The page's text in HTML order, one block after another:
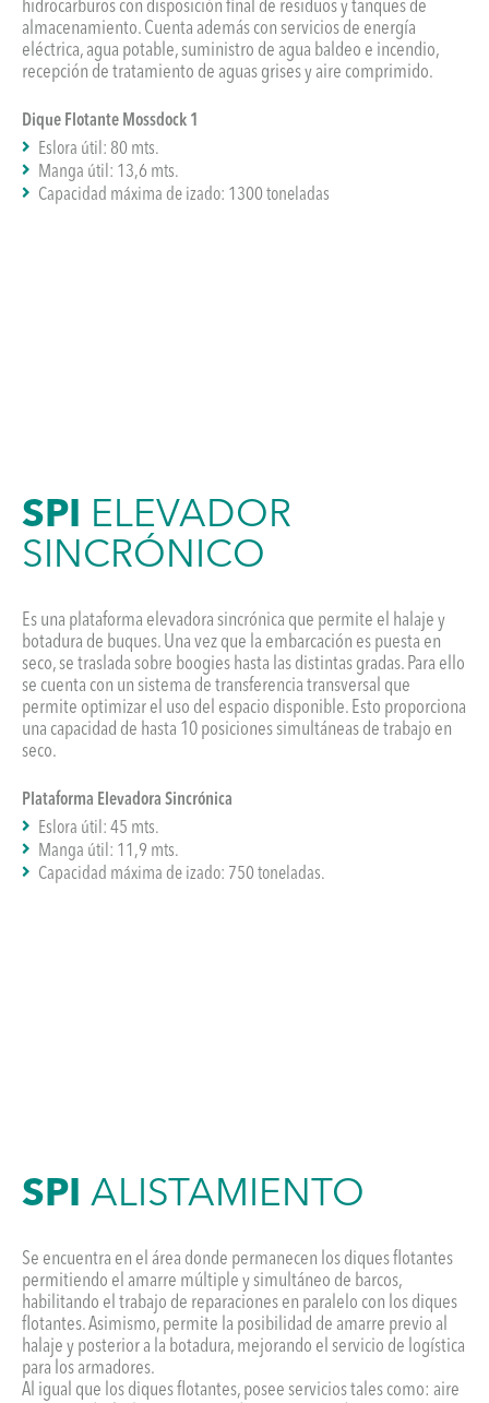
hidrocarburos con disposición final de residuos y tanques de
almacenamiento. Cuenta además con servicios de energía
eléctrica, agua potable, suministro de agua baldeo e incendio,
recepción de tratamiento de aguas grises y aire comprimido.
Dique Flotante Mossdock 1
Eslora útil: 80 mts.
Manga útil: 13,6 mts.
Capacidad máxima de izado: 1300 toneladas
SPI ELEVADOR
SINCRÓNICO
Es una plataforma elevadora sincrónica que permite el halaje y
botadura de buques. Una vez que la embarcación es puesta en
seco, se traslada sobre boogies hasta las distintas gradas. Para ello
se cuenta con un sistema de transferencia transversal que
permite optimizar el uso del espacio disponible. Esto proporciona
una capacidad de hasta 10 posiciones simultáneas de trabajo en
seco.
Plataforma Elevadora Sincrónica
Eslora útil: 45 mts.
Manga útil: 11,9 mts.
Capacidad máxima de izado: 750 toneladas.
SPI ALISTAMIENTO
Se encuentra en el área donde permanecen los diques flotantes
permitiendo el amarre múltiple y simultáneo de barcos,
habilitando el trabajo de reparaciones en paralelo con los diques
flotantes. Asimismo, permite la posibilidad de amarre previo al
halaje y posterior a la botadura, mejorando el servicio de logística
para los armadores.
Al igual que los diques flotantes, posee servicios tales como: aire